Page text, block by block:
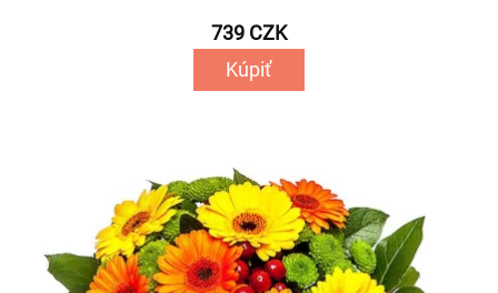
739 CZK
Kúpiť